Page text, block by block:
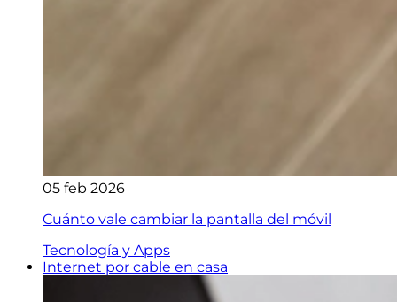
05 feb 2026
Cuánto vale cambiar la pantalla del móvil
Tecnología y Apps
Internet por cable en casa